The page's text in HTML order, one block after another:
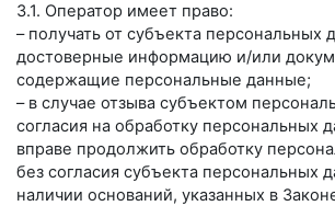
3.1. Оператор имеет право:
– получать от субъекта персональных
достоверные информацию и/или
содержащие персональные данные;
– в случае отзыва субъектом
согласия на обработку персональных
вправе продолжить обработку
без согласия субъекта персональных
наличии оснований, указанных в